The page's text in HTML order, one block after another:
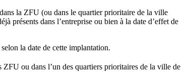
la ZFU (ou dans le quartier prioritaire de la ville
présents dans l’entreprise ou bien à la date d’effet de
la date de cette implantation.
ou dans l’un des quartiers prioritaires de la ville de